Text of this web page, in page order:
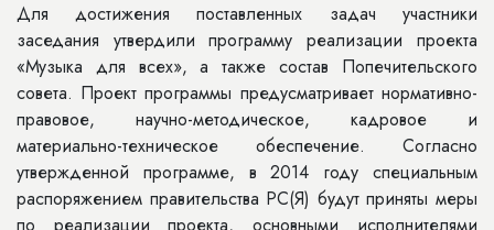
Для достижения поставленных задач участники
заседания утвердили программу реализации проекта
«Музыка для всех», а также состав Попечительского
совета. Проект программы предусматривает нормативно-
правовое, научно-методическое, кадровое и
материально-техническое обеспечение. Согласно
утвержденной программе, в 2014 году специальным
распоряжением правительства РС(Я) будут приняты меры